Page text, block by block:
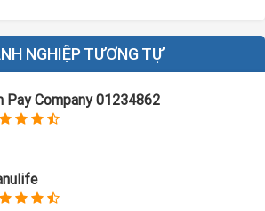
NGHIỆP TƯƠNG TỰ
Pay Company 01234862